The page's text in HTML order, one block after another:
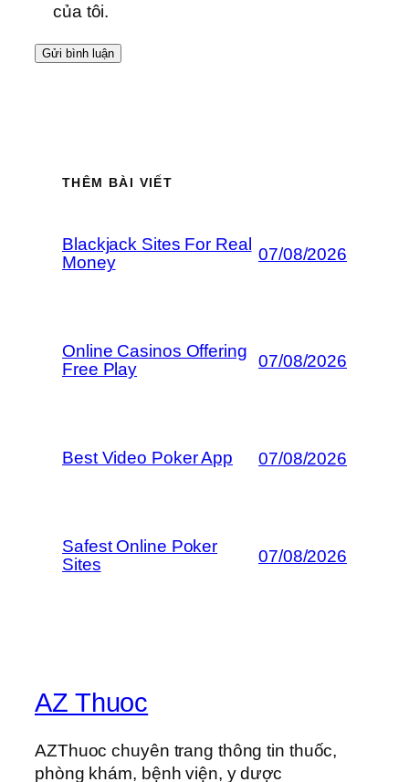
của tôi.
THÊM BÀI VIẾT
Blackjack Sites For Real
Money
07/08/2026
Online Casinos Offering
Free Play
07/08/2026
Best Video Poker App 07/08/2026
Safest Online Poker
Sites
07/08/2026
AZ Thuoc
AZThuoc chuyên trang thông tin thuốc,
phòng khám, bệnh viện, y dược